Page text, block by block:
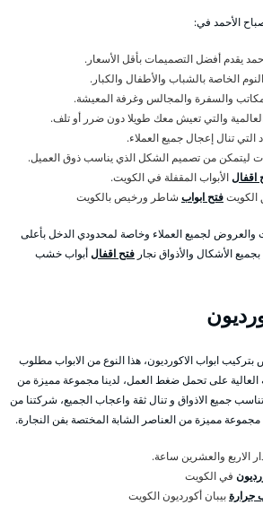
الأحمد في:
يقدم أفضل التصميمات بأقل الأسعار.
الخاصة بالشباب والأطفال والكبار.
والسفرة والمجالس وغرفة المعيشة.
والتي تعيش معك طويلا دون ضرر أو تلف.
تنال إعجال جميع العملاء.
ليتمكن من تصميم الشكل الذي يناسب ذوق العميل.
اقفالالأبواب المقفلة في الكويت.
الكويتفتح ابواب شاطر ورخيص بالكويت
لجميع العملاء وخاصة لمحدودي الدخل بأعلى
الأشكال والأذواق نجار فتح اقفالأبواب خشب
بتركيب ابواب الاكورديون، هذا النوع من الابواب مطلوب
العالية على تحمل ضغط العمل، لدينا مجموعة مميزة من
جميع الاذواق و تنال ثقة واعجاب الجميع، شركتنا من
مميزة من العناصر الشابة المختصة بفن النجارة.
الاربع والعشرين ساعة.
في الكويت
جرارةبيبان أكورديون الكويت